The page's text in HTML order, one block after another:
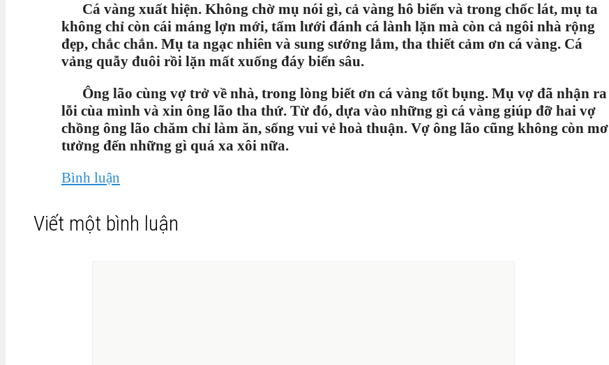
Cá vàng xuất hiện. Không chờ mụ nói gì, cả vàng hô biến và trong chốc lát, mụ ta
không chỉ còn cái máng lợn mới, tấm lưới đánh cá lành lặn mà còn cả ngôi nhà rộng
đẹp, chắc chắn. Mụ ta ngạc nhiên và sung sướng lắm, tha thiết cảm ơn cá vàng. Cá
vảng quẫy đuôi rồi lặn mất xuống đáy biển sâu.
Ông lão cùng vợ trở về nhà, trong lòng biết ơn cá vàng tốt bụng. Mụ vợ đã nhận ra
lỗi cùa mình và xin ông lão tha thứ. Từ đó, dựa vào những gì cá vàng giúp đỡ hai vợ
chồng ông lão chăm chỉ làm ăn, sống vui vẻ hoà thuận. Vợ ông lão cũng không còn mơ
tưởng đến những gì quá xa xôi nữa.
Bình luận
Viết một bình luận